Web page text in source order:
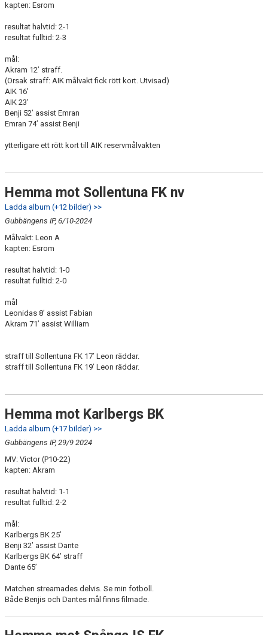
kapten: Esrom
resultat halvtid: 2-1
resultat fulltid: 2-3
mål:
Akram 12’ straff.
(Orsak straff: AIK målvakt fick rött kort. Utvisad)
AIK 16’
AIK 23’
Benji 52’ assist Emran
Emran 74’ assist Benji
ytterligare ett rött kort till AIK reservmålvakten
Hemma mot Sollentuna FK nv
Ladda album (+12 bilder) >>
Gubbängens IP, 6/10-2024
Målvakt: Leon A
kapten: Esrom
resultat halvtid: 1-0
resultat fulltid: 2-0
mål
Leonidas 8’ assist Fabian
Akram 71’ assist William
straff till Sollentuna FK 17’ Leon räddar.
straff till Sollentuna FK 19’ Leon räddar.
Hemma mot Karlbergs BK
Ladda album (+17 bilder) >>
Gubbängens IP, 29/9 2024
MV: Victor (P10-22)
kapten: Akram
resultat halvtid: 1-1
resultat fulltid: 2-2
mål:
Karlbergs BK 25’
Benji 32’ assist Dante
Karlbergs BK 64’ straff
Dante 65’
Matchen streamades delvis. Se min fotboll.
Både Benjis och Dantes mål finns filmade.